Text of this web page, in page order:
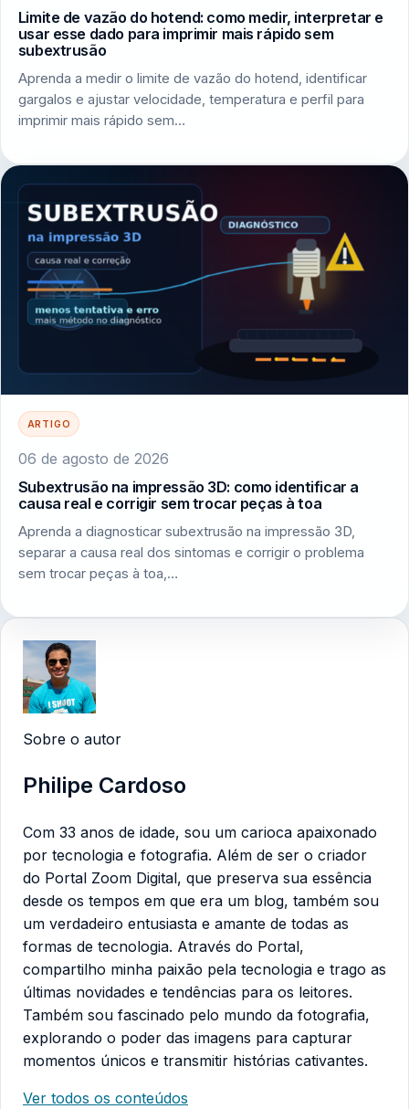
Limite de vazão do hotend: como medir, interpretar e
usar esse dado para imprimir mais rápido sem
subextrusão
Aprenda a medir o limite de vazão do hotend, identificar
gargalos e ajustar velocidade, temperatura e perfil para
imprimir mais rápido sem…
ARTIGO
06 de agosto de 2026
Subextrusão na impressão 3D: como identificar a
causa real e corrigir sem trocar peças à toa
Aprenda a diagnosticar subextrusão na impressão 3D,
separar a causa real dos sintomas e corrigir o problema
sem trocar peças à toa,…
Sobre o autor
Philipe Cardoso
Com 33 anos de idade, sou um carioca apaixonado
por tecnologia e fotografia. Além de ser o criador
do Portal Zoom Digital, que preserva sua essência
desde os tempos em que era um blog, também sou
um verdadeiro entusiasta e amante de todas as
formas de tecnologia. Através do Portal,
compartilho minha paixão pela tecnologia e trago as
últimas novidades e tendências para os leitores.
Também sou fascinado pelo mundo da fotografia,
explorando o poder das imagens para capturar
momentos únicos e transmitir histórias cativantes.
Ver todos os conteúdos